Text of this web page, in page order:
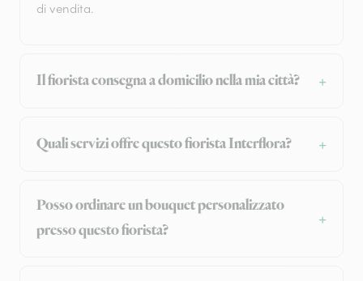
di vendita.
Il fiorista consegna a domicilio nella mia città?
Quali servizi offre questo fiorista Interflora?
Posso ordinare un bouquet personalizzato
presso questo fiorista?